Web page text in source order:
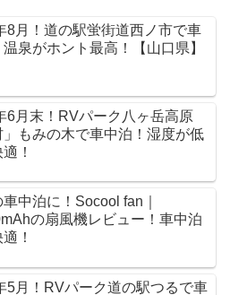
8月！道の駅蛍街道西ノ市で車
泉がホント最高！【山口県】
6月末！RVパーク八ヶ岳高原
」もみの木で車中泊！湿度が低
！
中泊に！Socool fan｜
の扇風機レビュー！車中泊
！
5月！RVパーク道の駅つるで車